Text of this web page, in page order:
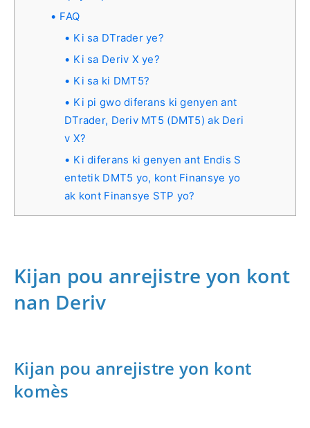
FAQ
Ki sa DTrader ye?
Ki sa Deriv X ye?
Ki sa ki DMT5?
Ki pi gwo diferans ki genyen ant
DTrader, Deriv MT5 (DMT5) ak Deri
v X?
Ki diferans ki genyen ant Endis S
entetik DMT5 yo, kont Finansye yo
ak kont Finansye STP yo?
Kijan pou anrejistre yon kont
nan Deriv
Kijan pou anrejistre yon kont
komès